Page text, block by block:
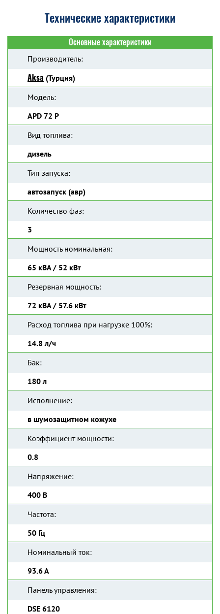
Технические характеристики
Основные характеристики
Производитель:
Aksa (Турция)
Модель:
APD 72 P
Вид топлива:
дизель
Тип запуска:
автозапуск (авр)
Количество фаз:
3
Мощность номинальная:
65 кВА / 52 кВт
Резервная мощность:
72 кВА / 57.6 кВт
Расход топлива при нагрузке 100%:
14.8 л/ч
Бак:
180 л
Исполнение:
в шумозащитном кожухе
Коэффициент мощности:
0.8
Напряжение:
400 В
Частота:
50 Гц
Номинальный ток:
93.6 А
Панель управления:
DSE 6120